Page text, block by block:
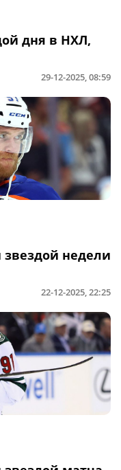
дня в НХЛ,
29-12-2025, 08:59
недели
22-12-2025, 22:25